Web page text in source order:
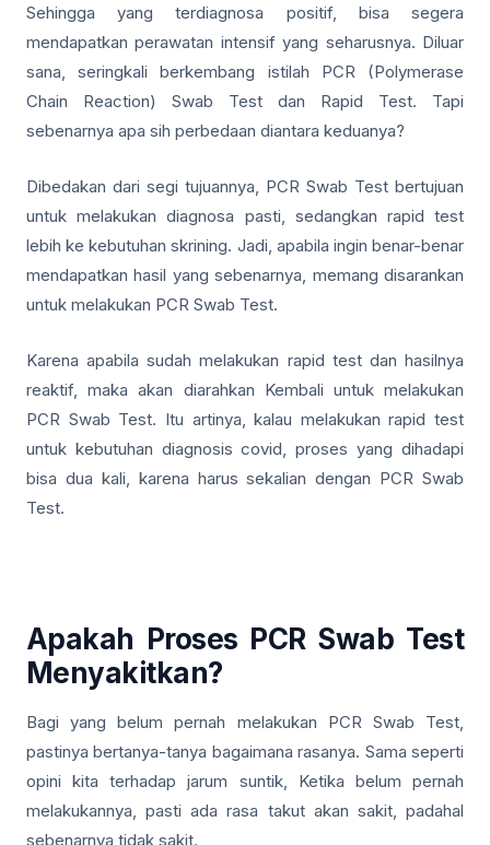
Sehingga yang terdiagnosa positif, bisa segera
mendapatkan perawatan intensif yang seharusnya. Diluar
sana, seringkali berkembang istilah PCR (Polymerase
Chain Reaction) Swab Test dan Rapid Test. Tapi
sebenarnya apa sih perbedaan diantara keduanya?
Dibedakan dari segi tujuannya, PCR Swab Test bertujuan
untuk melakukan diagnosa pasti, sedangkan rapid test
lebih ke kebutuhan skrining. Jadi, apabila ingin benar-benar
mendapatkan hasil yang sebenarnya, memang disarankan
untuk melakukan PCR Swab Test.
Karena apabila sudah melakukan rapid test dan hasilnya
reaktif, maka akan diarahkan Kembali untuk melakukan
PCR Swab Test. Itu artinya, kalau melakukan rapid test
untuk kebutuhan diagnosis covid, proses yang dihadapi
bisa dua kali, karena harus sekalian dengan PCR Swab
Test.
Apakah Proses PCR Swab Test
Menyakitkan?
Bagi yang belum pernah melakukan PCR Swab Test,
pastinya bertanya-tanya bagaimana rasanya. Sama seperti
opini kita terhadap jarum suntik, Ketika belum pernah
melakukannya, pasti ada rasa takut akan sakit, padahal
sebenarnya tidak sakit.